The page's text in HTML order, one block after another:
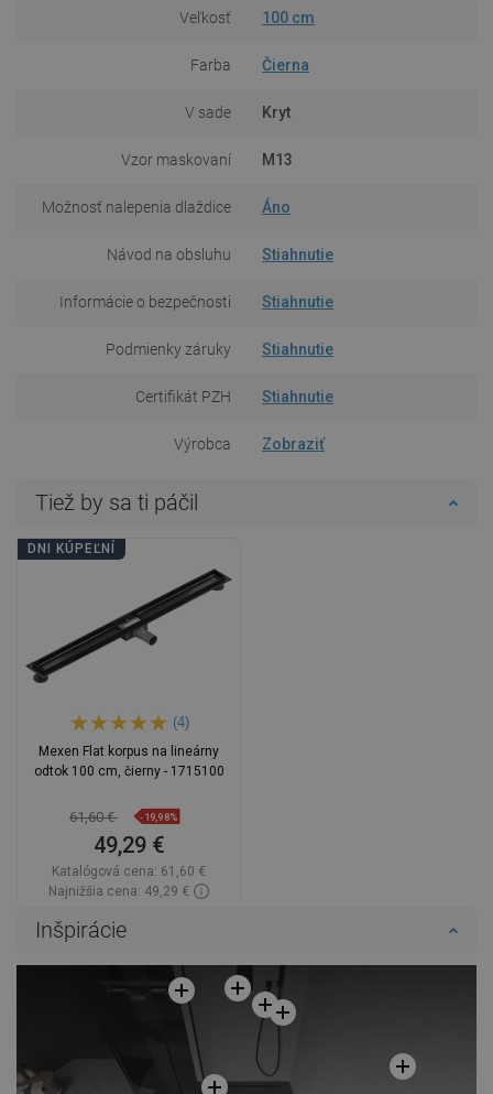
Veľkosť 100 cm
Farba Čierna
V sade Kryt
Vzor maskovaní M13
Možnosť nalepenia dlaždice Áno
Návod na obsluhu Stiahnutie
Informácie o bezpečnosti Stiahnutie
Podmienky záruky Stiahnutie
Certifikát PZH Stiahnutie
Výrobca Zobraziť
Tiež by sa ti páčil
DNI KÚPEĽNÍ
(4)
Mexen Flat korpus na lineárny
odtok 100 cm, čierny - 1715100
61,60 € -19,98%
49,29 €
Katalógová cena: 61,60 €
Najnižšia cena: 49,29 €
Obľúbené
Inšpirácie